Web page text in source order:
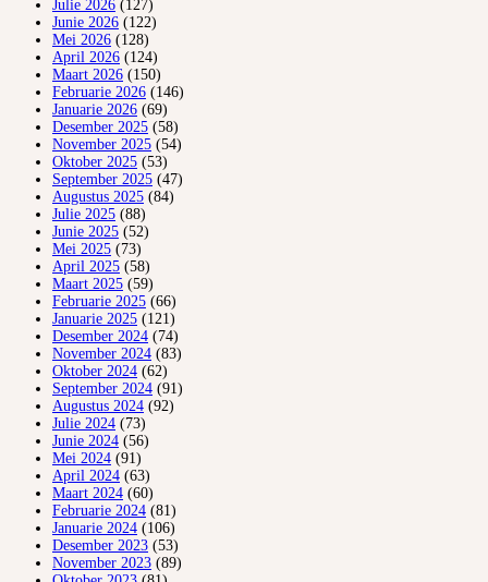
Julie 2026 (127)
Junie 2026 (122)
Mei 2026 (128)
April 2026 (124)
Maart 2026 (150)
Februarie 2026 (146)
Januarie 2026 (69)
Desember 2025 (58)
November 2025 (54)
Oktober 2025 (53)
September 2025 (47)
Augustus 2025 (84)
Julie 2025 (88)
Junie 2025 (52)
Mei 2025 (73)
April 2025 (58)
Maart 2025 (59)
Februarie 2025 (66)
Januarie 2025 (121)
Desember 2024 (74)
November 2024 (83)
Oktober 2024 (62)
September 2024 (91)
Augustus 2024 (92)
Julie 2024 (73)
Junie 2024 (56)
Mei 2024 (91)
April 2024 (63)
Maart 2024 (60)
Februarie 2024 (81)
Januarie 2024 (106)
Desember 2023 (53)
November 2023 (89)